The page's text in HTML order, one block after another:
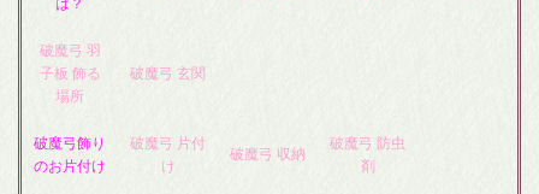
破魔弓 羽
子板 飾る
場所
破魔弓 玄関
破魔弓飾り
のお片付け
破魔弓 片付
け
破魔弓 収納
破魔弓 防虫
剤